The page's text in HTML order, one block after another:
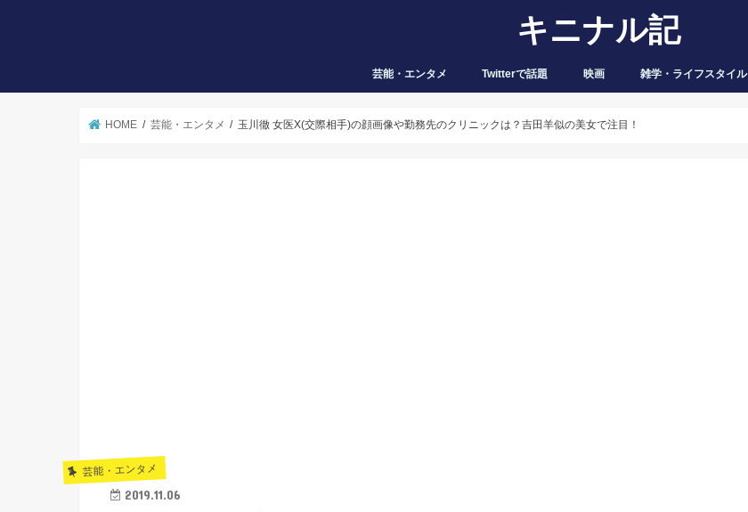
キニナル記
芸能・エンタメ Twitterで話題 映画 雑学・ライフスタイル
HOME 芸能・エンタメ 玉川徹 女医X(交際相手)の顔画像や勤務先のクリニックは？吉田羊似の美女で注目！
芸能・エンタメ
2019.11.06